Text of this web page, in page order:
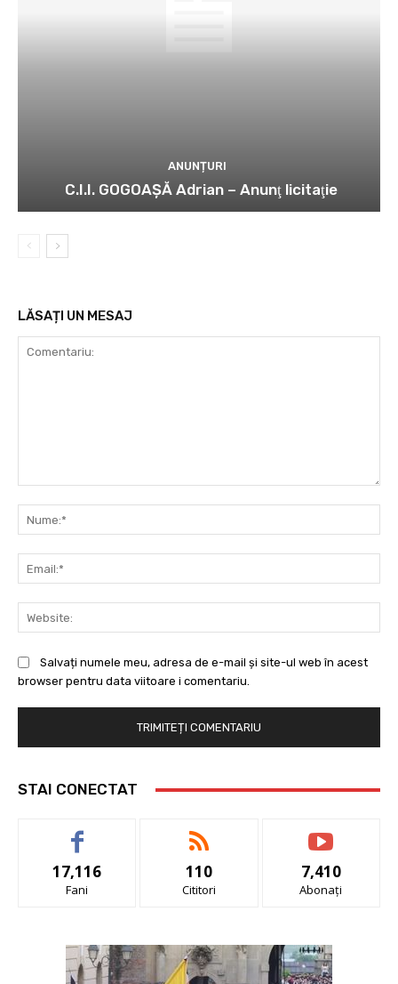
ANUNȚURI
C.I.I. GOGOAŞĂ Adrian – Anunţ licitaţie
LĂSAȚI UN MESAJ
Salvați numele meu, adresa de e-mail și site-ul web în acest
browser pentru data viitoare i comentariu.
STAI CONECTAT
17,116
Fani
110
Cititori
7,410
Abonați